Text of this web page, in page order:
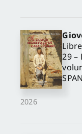
2026
29 –